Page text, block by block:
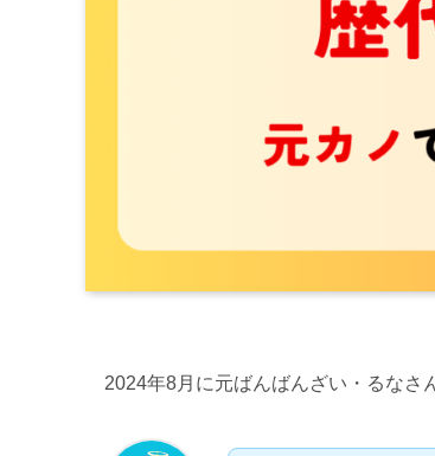
2024年8月に元ばんばんざい・るなさ